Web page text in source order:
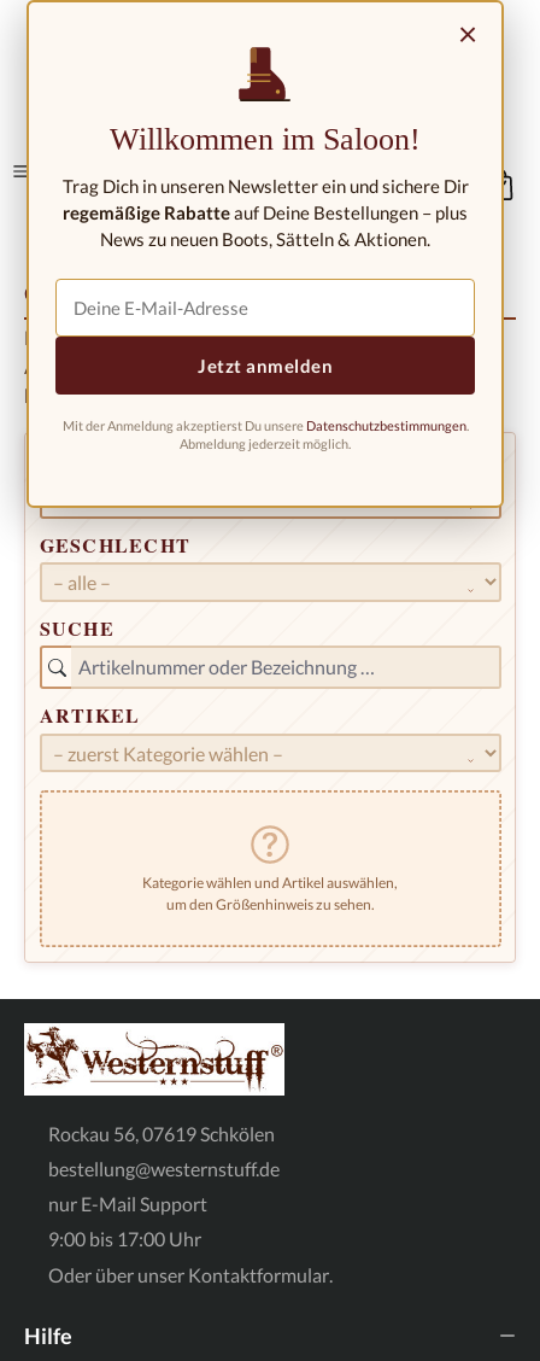
Größenberatung
Finden Sie den richtigen Stiefel – wählen Sie Kategorie und
Artikel, um den individuellen Größenhinweis angezeigt zu
bekommen.
GESCHLECHT
SUCHE
ARTIKEL
Kategorie wählen und Artikel auswählen,
um den Größenhinweis zu sehen.
×
Willkommen im Saloon!
Trag Dich in unseren Newsletter ein und sichere Dir
regemäßige Rabatteauf Deine Bestellungen – plus
News zu neuen Boots, Sätteln & Aktionen.
Jetzt anmelden
Mit der Anmeldung akzeptierst Du unsere Datenschutzbestimmungen.
Abmeldung jederzeit möglich.
Rockau 56, 07619 Schkölen
bestellung@westernstuff.de
nur E-Mail Support
9:00 bis 17:00 Uhr
Oder über unser Kontaktformular.
Hilfe